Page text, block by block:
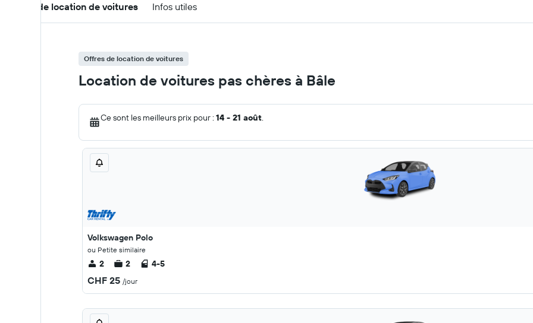
Offres de location de voitures Infos utiles
Offres de location de voitures
Location de voitures pas chères à Bâle
Ce sont les meilleurs prix pour : 14 - 21 août.
Volkswagen Polo
ou Petite similaire
2 2 4-5
CHF 25 /jour